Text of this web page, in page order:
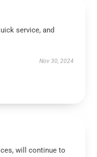
service, and
Nov 30, 2024
will continue to